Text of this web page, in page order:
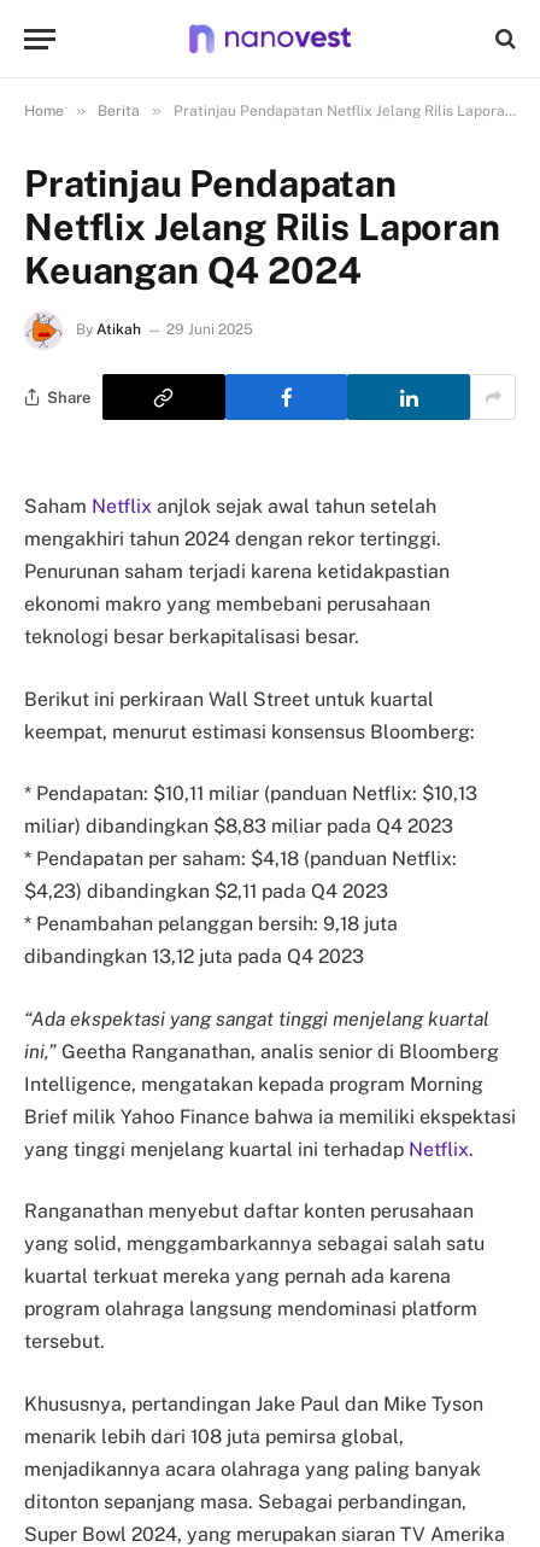
Home » Berita » Pratinjau Pendapatan Netflix Jelang Rilis Laporan Keuangan Q4 2024
Pratinjau Pendapatan
Netflix Jelang Rilis Laporan
Keuangan Q4 2024
By Atikah 29 Juni 2025
Share
Saham Netflix anjlok sejak awal tahun setelah
mengakhiri tahun 2024 dengan rekor tertinggi.
Penurunan saham terjadi karena ketidakpastian
ekonomi makro yang membebani perusahaan
teknologi besar berkapitalisasi besar.
Berikut ini perkiraan Wall Street untuk kuartal
keempat, menurut estimasi konsensus Bloomberg:
* Pendapatan: $10,11 miliar (panduan Netflix: $10,13
miliar) dibandingkan $8,83 miliar pada Q4 2023
* Pendapatan per saham: $4,18 (panduan Netflix:
$4,23) dibandingkan $2,11 pada Q4 2023
* Penambahan pelanggan bersih: 9,18 juta
dibandingkan 13,12 juta pada Q4 2023
“Ada ekspektasi yang sangat tinggi menjelang kuartal
ini,” Geetha Ranganathan, analis senior di Bloomberg
Intelligence, mengatakan kepada program Morning
Brief milik Yahoo Finance bahwa ia memiliki ekspektasi
yang tinggi menjelang kuartal ini terhadap Netflix.
Ranganathan menyebut daftar konten perusahaan
yang solid, menggambarkannya sebagai salah satu
kuartal terkuat mereka yang pernah ada karena
program olahraga langsung mendominasi platform
tersebut.
Khususnya, pertandingan Jake Paul dan Mike Tyson
menarik lebih dari 108 juta pemirsa global,
menjadikannya acara olahraga yang paling banyak
ditonton sepanjang masa. Sebagai perbandingan,
Super Bowl 2024, yang merupakan siaran TV Amerika